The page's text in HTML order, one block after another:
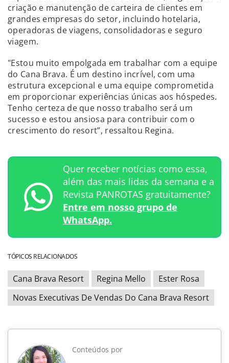
criação e manutenção de carteira de clientes em
grandes empresas do setor, incluindo hotelaria,
operadoras de viagens, consolidadoras e seguro
viagem.
"Estou muito empolgada em trabalhar com a equipe
do Cana Brava. É um destino incrível, com uma
estrutura excepcional e uma equipe comprometida
em proporcionar experiências únicas aos hóspedes.
Tenho certeza de que nosso trabalho será um
sucesso e estou ansiosa para contribuir com o
crescimento do resort”, ressaltou Regina.
Quer receber notícias como essa,
além das mais lidas da semana e a
Revista PANROTAS gratuitamente?
Entre em nosso grupo de
WhatsApp.
TÓPICOS RELACIONADOS
Cana Brava Resort Regina Mello
Ester Rosa
Novas Executivas De Vendas Do Cana Brava Resort
Conteúdos por